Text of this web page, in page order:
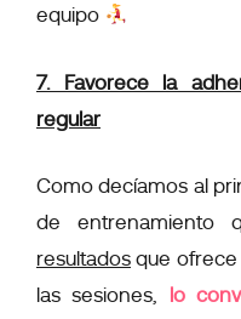
equipo
7. Favorece la
regular
Como decíamos al
de entrenamiento
resultados que ofrece
las sesiones, lo